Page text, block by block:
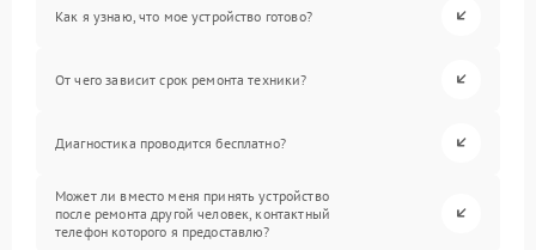
Как я узнаю, что мое устройство готово?
От чего зависит срок ремонта техники?
Диагностика проводится бесплатно?
Может ли вместо меня принять устройство
после ремонта другой человек, контактный
телефон которого я предоставлю?